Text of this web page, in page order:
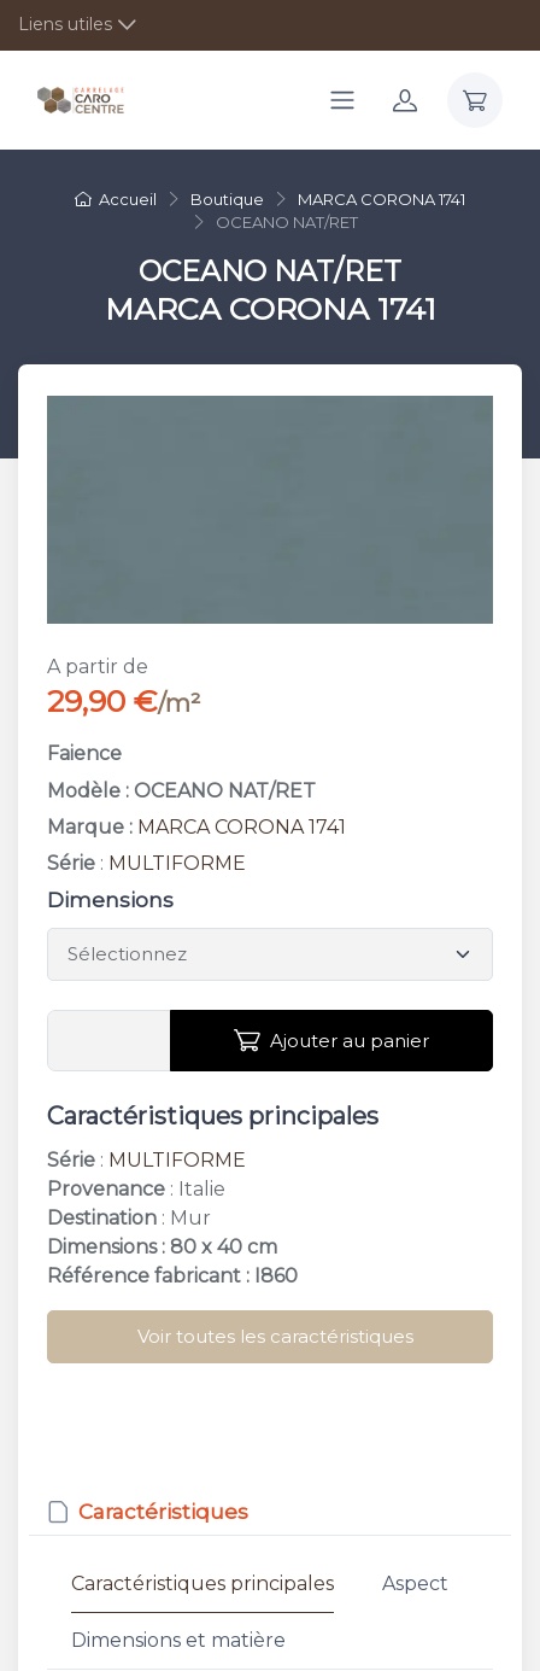
Liens utiles
Accueil Boutique
MARCA CORONA 1741
OCEANO NAT/RET
OCEANO NAT/RET
MARCA CORONA 1741
A partir de
29,90 €/m²
Faience
Modèle : OCEANO NAT/RET
Marque : MARCA CORONA 1741
Série : MULTIFORME
Dimensions
Ajouter au panier
Caractéristiques principales
Série : MULTIFORME
Provenance : Italie
Destination : Mur
Dimensions : 80 x 40 cm
Référence fabricant : I860
Voir toutes les caractéristiques
Caractéristiques
Caractéristiques principales Aspect
Dimensions et matière